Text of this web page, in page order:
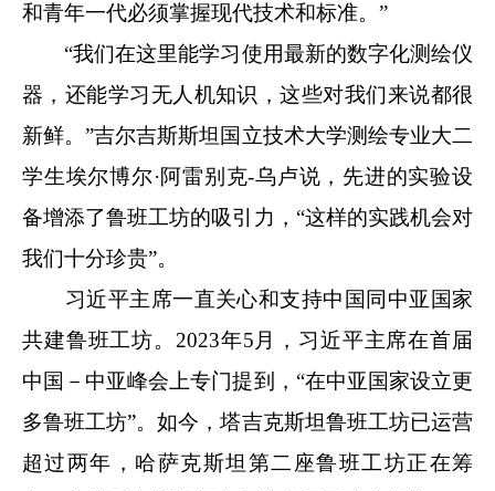
和青年一代必须掌握现代技术和标准。”
“我们在这里能学习使用最新的数字化测绘仪
器，还能学习无人机知识，这些对我们来说都很
新鲜。”吉尔吉斯斯坦国立技术大学测绘专业大二
学生埃尔博尔·阿雷别克-乌卢说，先进的实验设
备增添了鲁班工坊的吸引力，“这样的实践机会对
我们十分珍贵”。
习近平主席一直关心和支持中国同中亚国家
共建鲁班工坊。2023年5月，习近平主席在首届
中国－中亚峰会上专门提到，“在中亚国家设立更
多鲁班工坊”。如今，塔吉克斯坦鲁班工坊已运营
超过两年，哈萨克斯坦第二座鲁班工坊正在筹